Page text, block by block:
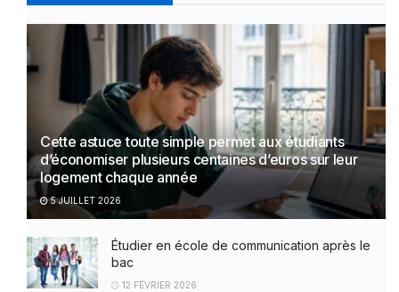
Cette astuce toute simple permet aux étudiants
d’économiser plusieurs centaines d’euros sur leur
logement chaque année
5 JUILLET 2026
Étudier en école de communication après le
bac
12 FÉVRIER 2026